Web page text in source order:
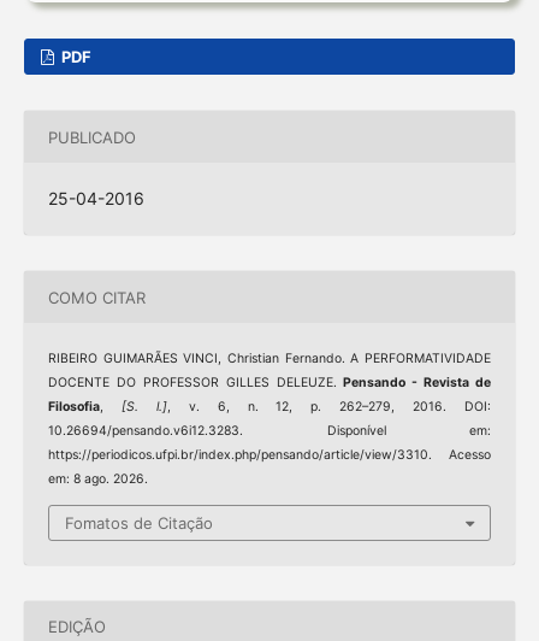
PDF
PUBLICADO
25-04-2016
COMO CITAR
RIBEIRO GUIMARÃES VINCI, Christian Fernando. A PERFORMATIVIDADE
DOCENTE DO PROFESSOR GILLES DELEUZE.Pensando - Revista de
Filosofia, [S. l.], v. 6, n. 12, p. 262–279, 2016. DOI:
10.26694/pensando.v6i12.3283. Disponível em:
https://periodicos.ufpi.br/index.php/pensando/article/view/3310. Acesso
em: 8 ago. 2026.
Fomatos de Citação
EDIÇÃO